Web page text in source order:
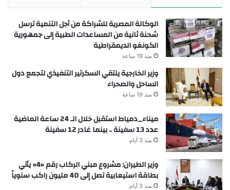
الوكالة المصرية للشراكة من أجل التنمية ترسل
شحنة ثانية من المساعدات الطبية إلى جمهورية
الكونغو الديمقراطية
منذ 19 ساعة
وزير الخارجية يلتقي السكرتير التنفيذي لتجمع دول
الساحل والصحراء
منذ 19 ساعة
ميناء_دمياط استقبل خلال الـ 24 ساعة الماضية
عدد 13 سفينة .. بينما غادر 12 سفينة
منذ 3 أيام
وزير الطيران: مشروع مبني الركاب رقم «4» يأتي
بطاقة استيعابية تصل إلى 40 مليون راكب سنوياً
منذ 3 أيام